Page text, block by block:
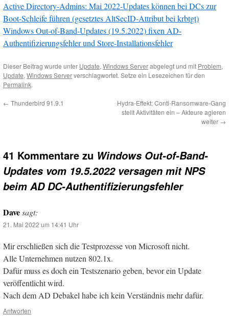
Active Directory-Admins: Mai 2022-Updates können bei DCs zur
Boot-Schleife führen (gesetztes AltSecID-Attribut bei krbtgt)
Windows Out-of-Band-Updates (19.5.2022) fixen AD-
Authentifizierungsfehler und Store-Installationsfehler
Dieser Beitrag wurde unter Update, Windows Serverabgelegt und mit Problem,
Update, Windows Serververschlagwortet. Setze ein Lesezeichen für den
Permalink.
← Thunderbird 91.9.1
Hydra-Effekt: Conti-Ransomware-Gang
stellt Aktivitäten ein – Akteure agieren
weiter →
41 Kommentare zu Windows Out-of-Band-
Updates vom 19.5.2022 versagen mit NPS
beim AD DC-Authentifizierungsfehler
Davesagt:
21. Mai 2022 um 14:41 Uhr
Mir erschließen sich die Testprozesse von Microsoft nicht.
Alle Unternehmen nutzen 802.1x.
Dafür muss es doch ein Testszenario geben, bevor ein Update
veröffentlicht wird.
Nach dem AD Debakel habe ich kein Verständnis mehr dafür.
Antworten